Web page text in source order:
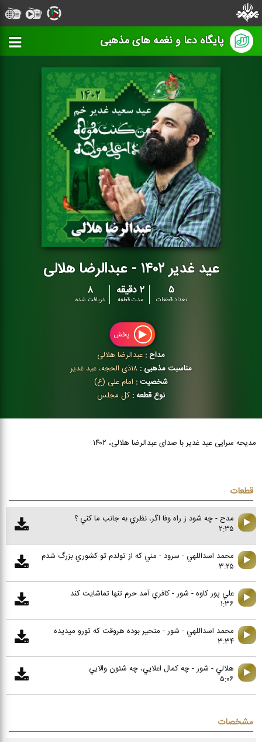
پایگاه دعا و نغمه های مذهبی
عید غدیر ۱۴۰۲ - عبدالرضا هلالی
۵
تعداد قطعات
۲ دقیقه
مدت قطعه
۸
دریافت شده
پخش
مداح : عبدالرضا هلالی
مناسبت مذهبی : ۱۸ذی الحجه، عید غدیر
شخصیت : امام علی (ع)
نوع قطعه : كل مجلس
مدیحه سرایی عید غدیر با صدای عبدالرضا هلالی، ۱۴۰۲
قطعات
مدح - چه شود ز راه وفا اگر، نظري به جانب ما كني ؟
۲:۳۵
محمد اسداللهي - سرود - مني كه از تولدم تو كشوري بزرگ شدم
۳:۲۵
علي پور كاوه - شور - كافري آمد حرم تنها تماشايت كند
۱:۳۶
محمد اسداللهي - شور - متحير بوده هروقت كه تورو ميديده
۳:۳۴
هلالي - شور - چه كمال اعلايي، چه شئون والايي
۵:۰۶
مشخصات